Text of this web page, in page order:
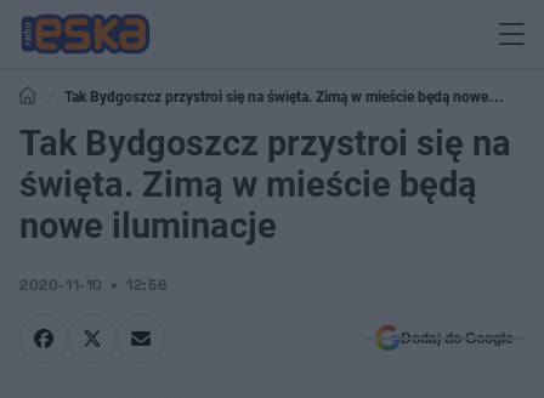
Tak Bydgoszcz przystroi się na święta. Zimą w mieście będą nowe
iluminacje
Tak Bydgoszcz przystroi się na
święta. Zimą w mieście będą
nowe iluminacje
2020-11-10 12:56
Dodaj do Google